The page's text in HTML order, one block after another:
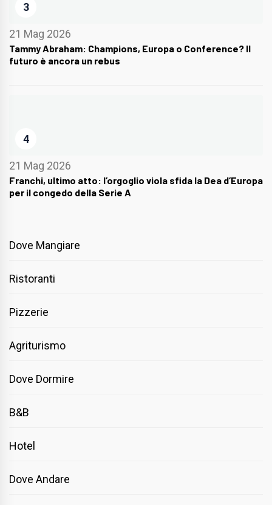
3
21 Mag 2026
Tammy Abraham: Champions, Europa o Conference? Il
futuro è ancora un rebus
4
21 Mag 2026
Franchi, ultimo atto: l’orgoglio viola sfida la Dea d’Europa
per il congedo della Serie A
Dove Mangiare
Ristoranti
Pizzerie
Agriturismo
Dove Dormire
B&B
Hotel
Dove Andare